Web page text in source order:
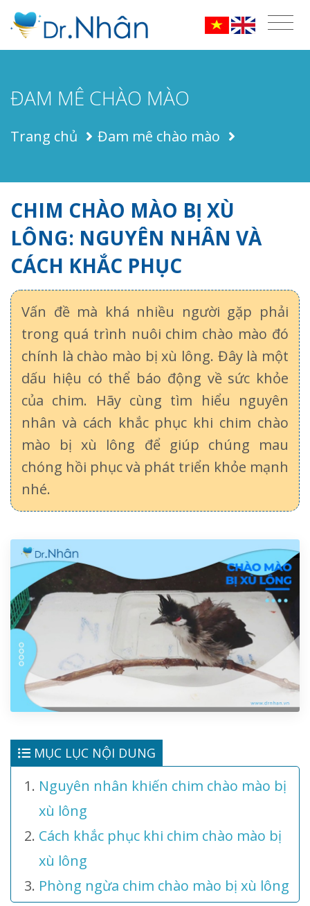
ĐAM MÊ CHÀO MÀO
Trang chủ Đam mê chào mào
CHIM CHÀO MÀO BỊ XÙ
LÔNG: NGUYÊN NHÂN VÀ
CÁCH KHẮC PHỤC
Vấn đề mà khá nhiều người gặp phải
trong quá trình nuôi chim chào mào đó
chính là chào mào bị xù lông. Đây là một
dấu hiệu có thể báo động về sức khỏe
của chim. Hãy cùng tìm hiểu nguyên
nhân và cách khắc phục khi chim chào
mào bị xù lông để giúp chúng mau
chóng hồi phục và phát triển khỏe mạnh
nhé.
MỤC LỤC NỘI DUNG
Nguyên nhân khiến chim chào mào bị
xù lông
Cách khắc phục khi chim chào mào bị
xù lông
Phòng ngừa chim chào mào bị xù lông